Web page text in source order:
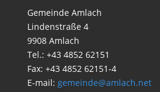
Gemeinde Amlach
Lindenstraße 4
9908 Amlach
Tel.: +43 4852 62151
Fax: +43 4852 62151-4
E-mail: gemeinde@amlach.net